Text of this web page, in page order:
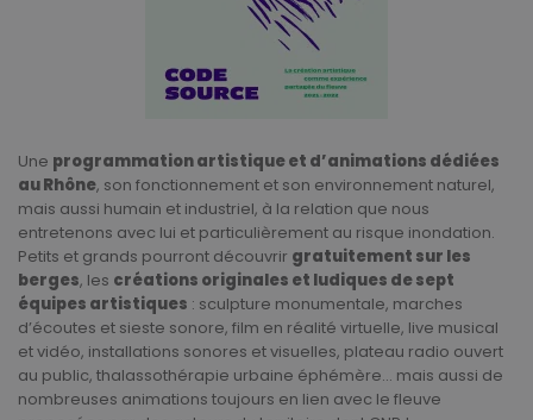
Une programmation artistique et d’animations dédiées
au Rhône, son fonctionnement et son environnement naturel,
mais aussi humain et industriel, à la relation que nous
entretenons avec lui et particulièrement au risque inondation.
Petits et grands pourront découvrir gratuitement sur les
berges, les créations originales et ludiques de sept
équipes artistiques : sculpture monumentale, marches
d’écoutes et sieste sonore, film en réalité virtuelle, live musical
et vidéo, installations sonores et visuelles, plateau radio ouvert
au public, thalassothérapie urbaine éphémère… mais aussi de
nombreuses animations toujours en lien avec le fleuve